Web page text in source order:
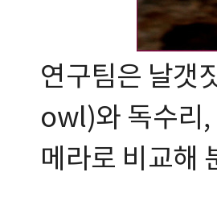
연구팀은 날갯
owl)와 독수리,
메라로 비교해